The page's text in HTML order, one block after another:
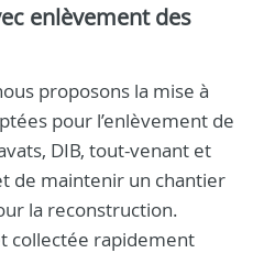
enlèvement des
proposons la mise à
pour l’enlèvement de
DIB, tout-venant et
de maintenir un chantier
la reconstruction.
collectée rapidement